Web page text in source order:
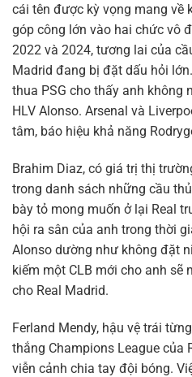
cái tên được kỳ vọng mang về
góp công lớn vào hai chức vô
2022 và 2024, tương lai của
Madrid đang bị đặt dấu hỏi
thua PSG cho thấy anh không
HLV Alonso. Arsenal và
tâm, báo hiệu khả năng
Brahim Diaz, có giá trị thị
trong danh sách những cầu
bày tỏ mong muốn ở lại Real
hội ra sân của anh trong thời
Alonso dường như không đặt
kiếm một CLB mới cho anh sẽ
cho Real Madrid.
Ferland Mendy, hậu vệ trái
thắng Champions League của
viễn cảnh chia tay đội bóng.